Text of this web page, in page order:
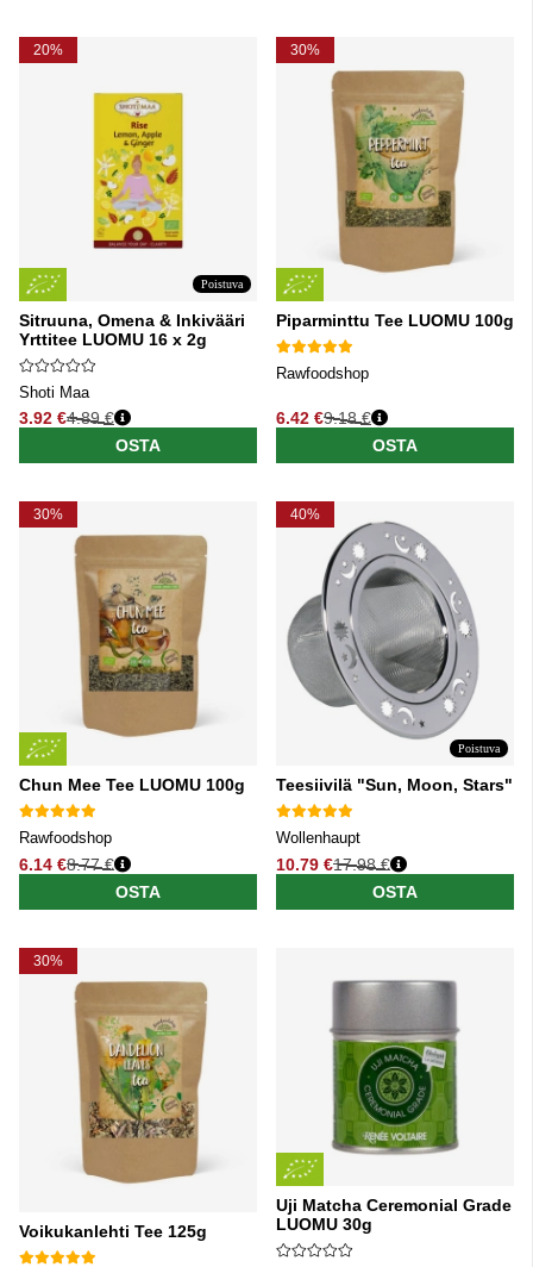
20%
Poistuva
Sitruuna, Omena & Inkivääri
Yrttitee LUOMU 16 x 2g
Shoti Maa
3.92 €
Normaali hinta
4.89 €
OSTA
30%
Piparminttu Tee LUOMU 100g
Rawfoodshop
6.42 €
Normaali hinta
9.18 €
OSTA
30%
Chun Mee Tee LUOMU 100g
Rawfoodshop
6.14 €
Normaali hinta
8.77 €
OSTA
40%
Poistuva
Teesiivilä "Sun, Moon, Stars"
Wollenhaupt
10.79 €
Normaali hinta
17.98 €
OSTA
30%
Voikukanlehti Tee 125g
Uji Matcha Ceremonial Grade
LUOMU 30g